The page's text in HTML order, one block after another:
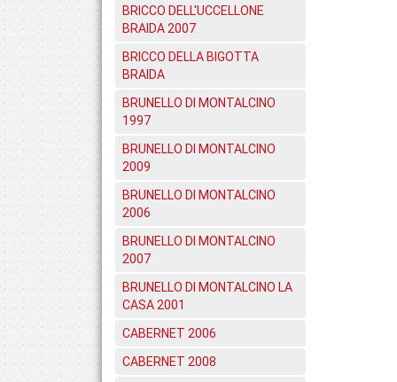
BRICCO DELL'UCCELLONE
BRAIDA 2007
BRICCO DELLA BIGOTTA
BRAIDA
BRUNELLO DI MONTALCINO
1997
BRUNELLO DI MONTALCINO
2009
BRUNELLO DI MONTALCINO
2006
BRUNELLO DI MONTALCINO
2007
BRUNELLO DI MONTALCINO LA
CASA 2001
CABERNET 2006
CABERNET 2008